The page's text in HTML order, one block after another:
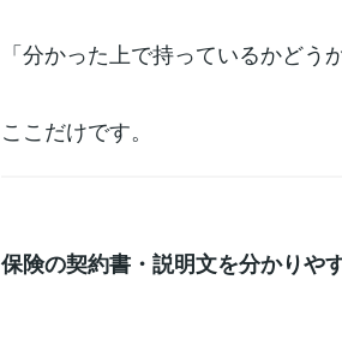
「分かった上で持っているかどうか
ここだけです。
保険の契約書・説明文を分かりや